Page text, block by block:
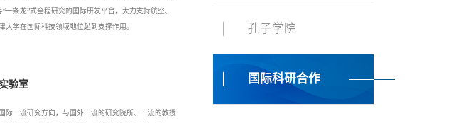
孔子学院
国际科研合作
条龙”式全程研究的国际研发平台，大力支持航空、
学在国际科技领域地位起到支撑作用。
验室
际一流研究方向，与国外一流的研究院所、一流的教授